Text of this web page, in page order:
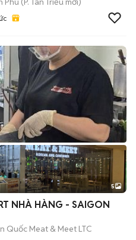
5
NHÀ HÀNG - SAIGON
Quốc Meat & Meet LTC